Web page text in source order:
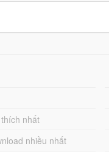
nhất
nhiều nhất